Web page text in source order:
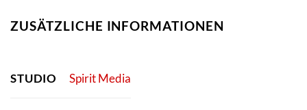
ZUSÄTZLICHE INFORMATIONEN
STUDIO Spirit Media